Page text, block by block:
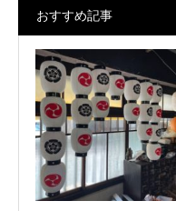
おすすめ記事